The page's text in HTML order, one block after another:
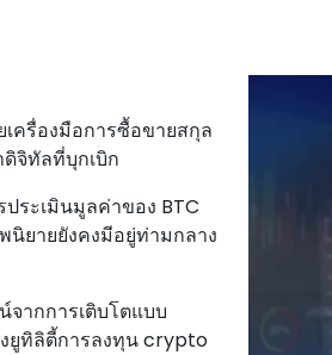
ครื่องมือการซื้อขายสกุล
จิทัลที่บุกเบิก
ประเมินมูลค่าของ BTC
นิยายยังคงมีอยู่ท่ามกลาง
ากการเติบโตแบบ
ยูทิลิตี้การลงทุน crypto